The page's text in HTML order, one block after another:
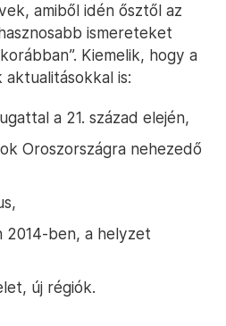
amiből idén ősztől az
ismereteket
Kiemelik, hogy a
is:
a 21. század elején,
Oroszországra nehezedő
2014-ben, a helyzet
új régiók.